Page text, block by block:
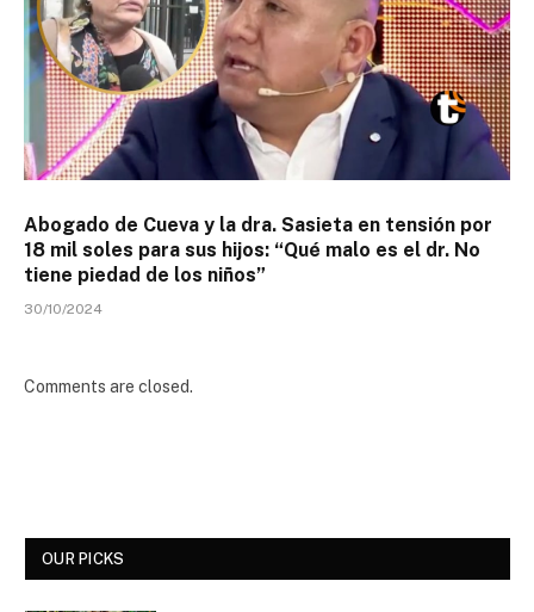
Abogado de Cueva y la dra. Sasieta en tensión por
18 mil soles para sus hijos: “Qué malo es el dr. No
tiene piedad de los niños”
30/10/2024
Comments are closed.
OUR PICKS